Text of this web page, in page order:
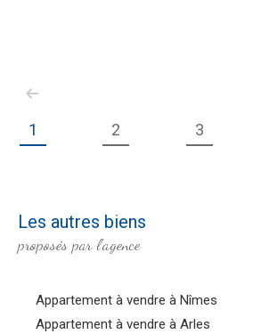
1 2 3
Les autres biens
proposés par l'agence
Appartement à vendre à Nîmes
Appartement à vendre à Arles